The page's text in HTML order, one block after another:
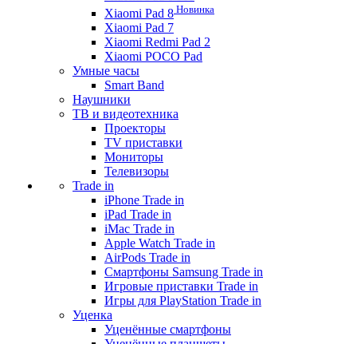
Xiaomi Pad 8 Новинка
Xiaomi Pad 7
Xiaomi Redmi Pad 2
Xiaomi POCO Pad
Умные часы
Smart Band
Наушники
ТВ и видеотехника
Проекторы
TV приставки
Мониторы
Телевизоры
Trade in
iPhone Trade in
iPad Trade in
iMac Trade in
Apple Watch Trade in
AirPods Trade in
Смартфоны Samsung Trade in
Игровые приставки Trade in
Игры для PlayStation Trade in
Уценка
Уценённые смартфоны